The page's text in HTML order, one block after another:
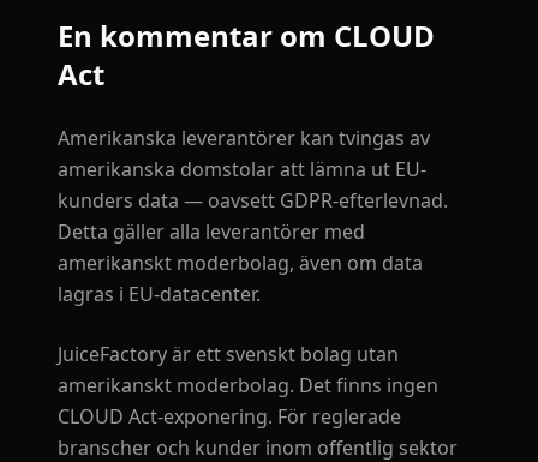
En kommentar om CLOUD
Act
Amerikanska leverantörer kan tvingas av
amerikanska domstolar att lämna ut EU-
kunders data — oavsett GDPR-efterlevnad.
Detta gäller alla leverantörer med
amerikanskt moderbolag, även om data
lagras i EU-datacenter.
JuiceFactory är ett svenskt bolag utan
amerikanskt moderbolag. Det finns ingen
CLOUD Act-exponering. För reglerade
branscher och kunder inom offentlig sektor